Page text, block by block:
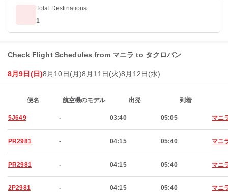
Total Destinations
1
Check Flight Schedules from マニラ to タクロバン
8月9日(日)8月10日(月)8月11日(火)8月12日(水)
便名 航空機のモデル 出発 到着
5J649 - 03:40 05:05 マニ
PR2981 - 04:15 05:40 マニ
PR2981 - 04:15 05:40 マニ
2P2981 - 04:15 05:40 マニ